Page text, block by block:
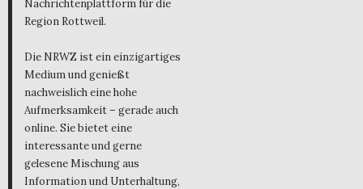
Nachrichtenplattform für die
Region Rottweil.
Die NRWZ ist ein einzigartiges
Medium und genießt
nachweislich eine hohe
Aufmerksamkeit – gerade auch
online. Sie bietet eine
interessante und gerne
gelesene Mischung aus
Information und Unterhaltung,